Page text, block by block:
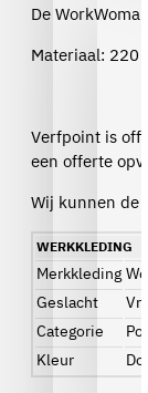
De
Materiaal: 220
Verfpoint is
een offerte
Wij kunnen de
WERKKLEDING
Merkkleding
Geslacht
Categorie
Kleur